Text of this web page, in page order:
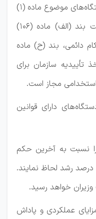
دارای قوانین خاص و همچنین دستگاه‌های موضوع ماده (1)
قانون احکام دائمی، صرفاً با رعایت بند (الف) ماده (106)
(71) قانون احکام دائمی، بند (ح) ماده
مبنی بر اخذ تأییدیه سازمان برای
مجاز است.
دارای قوانین
نسبت به آخرین حکم
لحاظ بیست درصد رشد لحاظ نمایند.
خواهد رسید.
عملکردی و پاداش